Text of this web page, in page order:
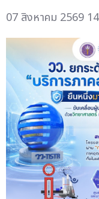
07 สิงหาคม 2569